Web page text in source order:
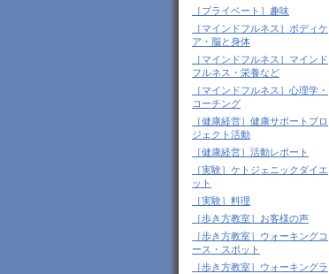
［プライベート］趣味
［マインドフルネス］ボディケ
ア・脳と身体
［マインドフルネス］マインド
フルネス・栄養など
［マインドフルネス］心理学・
コーチング
［健康経営］健康サポートプロ
ジェクト活動
［健康経営］活動レポート
［実験］ケトジェニックダイエ
ット
［実験］料理
［歩き方教室］お客様の声
［歩き方教室］ウォーキングコ
ース・スポット
［歩き方教室］ウォーキングラ